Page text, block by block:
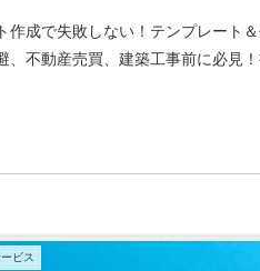
作成で失敗しない！テンプレート＆
、不動産売買、建築工事前に必見
ビス